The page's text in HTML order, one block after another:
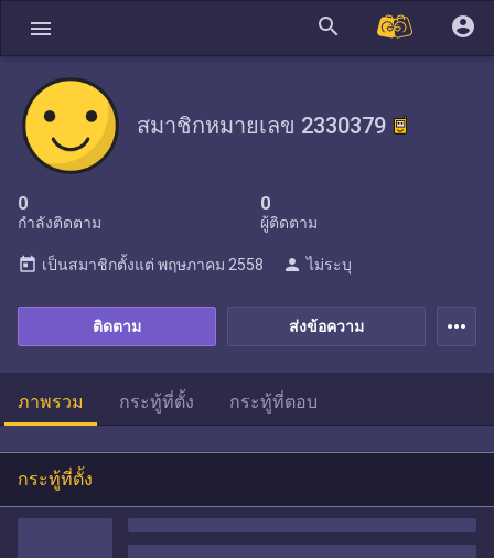
menu search account_circle
สมาชิกหมายเลข 2330379
0
กำลังติดตาม
0
ผู้ติดตาม
ส่งข้อความ
ติดตาม
today เป็นสมาชิกตั้งแต่ พฤษภาคม 2558 person ไม่ระบุ
more_horiz
ภาพรวม กระทู้ที่ตั้ง กระทู้ที่ตอบ
กระทู้ที่ตั้ง